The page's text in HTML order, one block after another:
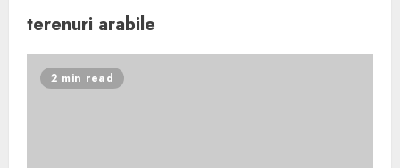
terenuri arabile
2 min read